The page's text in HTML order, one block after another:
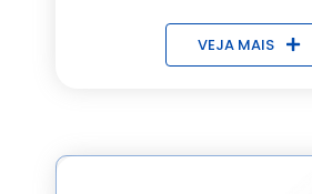
VEJA MAIS